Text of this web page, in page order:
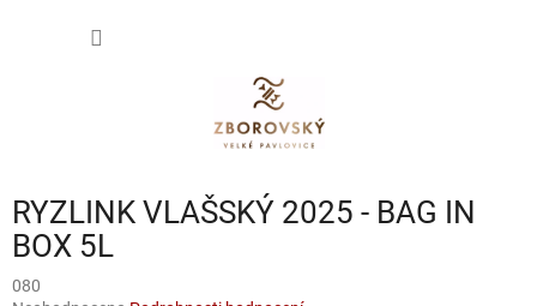
RYZLINK VLAŠSKÝ 2025 - BAG IN
BOX 5L
080